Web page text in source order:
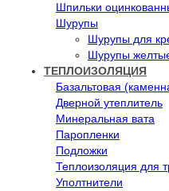
Шпильки
Шурупы
Шурупы для
Шурупы
ТЕПЛОИЗОЛЯЦИЯ
Базальтовая
Дверной утеплитель
Минеральная вата
Паропленки
Подложки
Теплоизоляция для
Уполтнители